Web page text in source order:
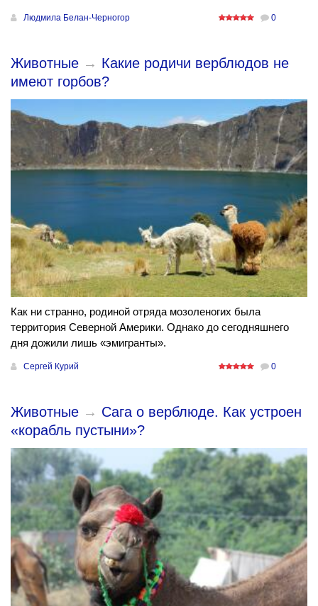
Людмила Белан-Черногор 0
Животные → Какие родичи верблюдов не
имеют горбов?
Как ни странно, родиной отряда мозоленогих была
территория Северной Америки. Однако до сегодняшнего
дня дожили лишь «эмигранты».
Сергей Курий 0
Животные → Сага о верблюде. Как устроен
«корабль пустыни»?